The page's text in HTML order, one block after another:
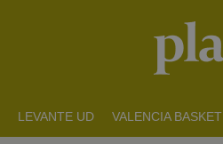
LEVANTE UD VALENCIA BASKET